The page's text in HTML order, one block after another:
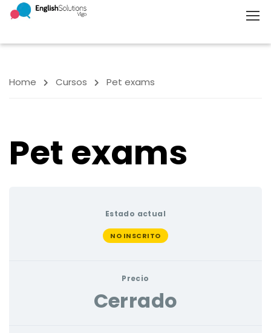
Home Cursos Pet exams
Pet exams
Estado actual
NO INSCRITO
Precio
Cerrado